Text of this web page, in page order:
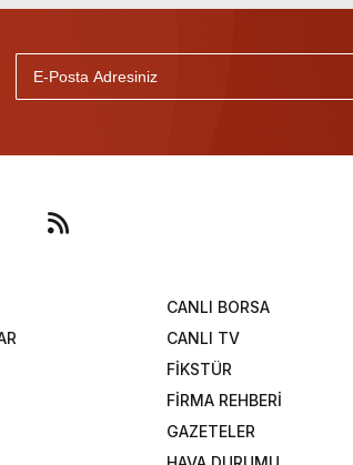
CANLI BORSA
CANLI TV
FİKSTÜR
FİRMA REHBERİ
GAZETELER